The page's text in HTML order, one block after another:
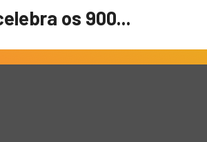
os 900...